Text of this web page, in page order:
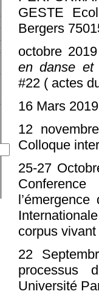
GESTE
Bergers
octobre
en danse et
#22 ( actes
16 Mars
12
Colloque
25-27
corpus vivant
22
processus
Université